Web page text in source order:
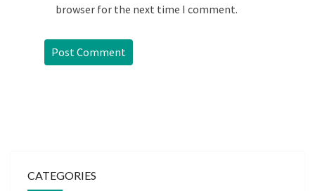
browser for the next time I comment.
CATEGORIES